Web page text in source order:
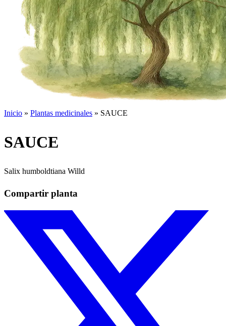
Inicio » Plantas medicinales » SAUCE
SAUCE
Salix humboldtiana Willd
Compartir planta